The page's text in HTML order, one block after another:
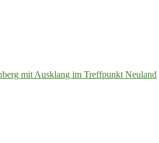
mit Ausklang im Treffpunkt Neuland